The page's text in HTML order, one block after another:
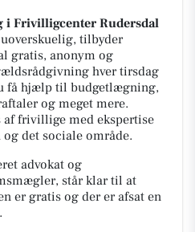
Frivilligcenter Rudersdal
tilbyder
gratis, anonym og
hver tirsdag
få hjælp til budgetlægning,
og meget mere.
af frivillige med ekspertise
det sociale område.
advokat og
står klar til at
er gratis og der er afsat en